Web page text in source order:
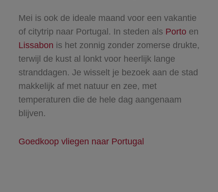
Mei is ook de ideale maand voor een vakantie
of citytrip naar Portugal. In steden als Portoen
Lissabon is het zonnig zonder zomerse drukte,
terwijl de kust al lonkt voor heerlijk lange
stranddagen. Je wisselt je bezoek aan de stad
makkelijk af met natuur en zee, met
temperaturen die de hele dag aangenaam
blijven.
Goedkoop vliegen naar Portugal